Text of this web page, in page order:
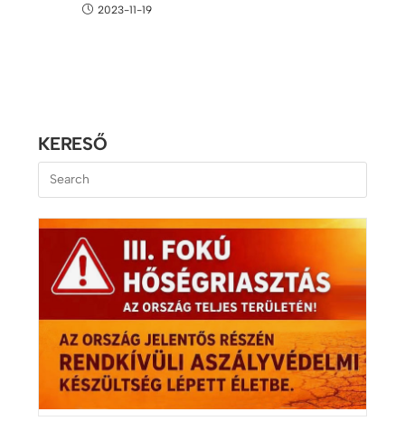
2023-11-19
KERESŐ